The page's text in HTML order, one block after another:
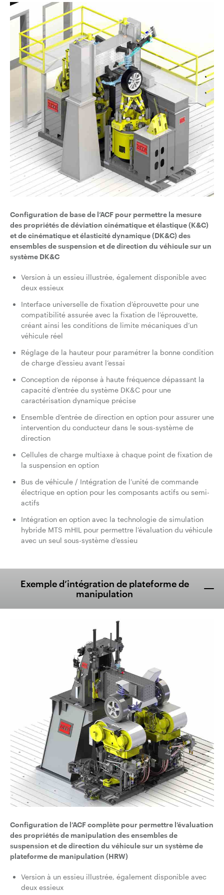
Configuration de base de l’ACF pour permettre la mesure
des propriétés de déviation cinématique et élastique (K&C)
et de cinématique et élasticité dynamique (DK&C) des
ensembles de suspension et de direction du véhicule sur un
système DK&C
Version à un essieu illustrée, également disponible avec
deux essieux
Interface universelle de fixation d’éprouvette pour une
compatibilité assurée avec la fixation de l’éprouvette,
créant ainsi les conditions de limite mécaniques d’un
véhicule réel
Réglage de la hauteur pour paramétrer la bonne condition
de charge d’essieu avant l’essai
Conception de réponse à haute fréquence dépassant la
capacité d’entrée du système DK&C pour une
caractérisation dynamique précise
Ensemble d’entrée de direction en option pour assurer une
intervention du conducteur dans le sous-système de
direction
Cellules de charge multiaxe à chaque point de fixation de
la suspension en option
Bus de véhicule / Intégration de l’unité de commande
électrique en option pour les composants actifs ou semi-
actifs
Intégration en option avec la technologie de simulation
hybride MTS mHIL pour permettre l’évaluation du véhicule
avec un seul sous-système d’essieu
Exemple d’intégration de plateforme de
manipulation
Configuration de l’ACF complète pour permettre l’évaluation
des propriétés de manipulation des ensembles de
suspension et de direction du véhicule sur un système de
plateforme de manipulation (HRW)
Version à un essieu illustrée, également disponible avec
deux essieux